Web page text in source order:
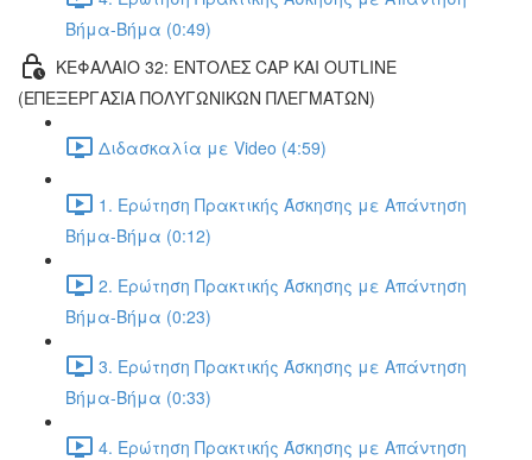
Βήμα-Βήμα (0:49)
ΚΕΦΑΛΑΙΟ 32: ΕΝΤΟΛΕΣ CAP ΚΑΙ OUTLINE
(ΕΠΕΞΕΡΓΑΣΙΑ ΠΟΛΥΓΩΝΙΚΩΝ ΠΛΕΓΜΑΤΩΝ)
Διδασκαλία με Video (4:59)
1. Ερώτηση Πρακτικής Άσκησης με Απάντηση
Βήμα-Βήμα (0:12)
2. Ερώτηση Πρακτικής Άσκησης με Απάντηση
Βήμα-Βήμα (0:23)
3. Ερώτηση Πρακτικής Άσκησης με Απάντηση
Βήμα-Βήμα (0:33)
4. Ερώτηση Πρακτικής Άσκησης με Απάντηση